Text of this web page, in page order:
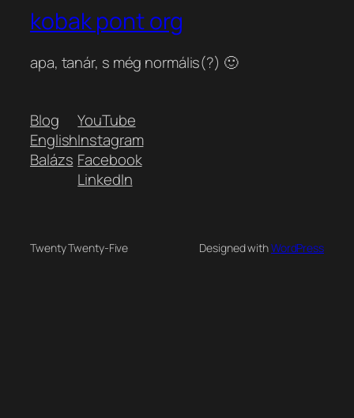
kobak pont org
apa, tanár, s még normális(?) 🙂
Blog
English
Balázs
YouTube
Instagram
Facebook
LinkedIn
Twenty Twenty-Five Designed withWordPress